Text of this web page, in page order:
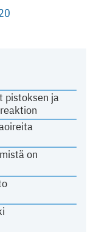
pistoksen ja
on